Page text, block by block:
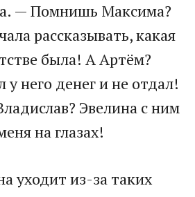
— Помнишь Максима?
рассказывать, какая
была! А Артём?
у него денег и не отдал!
Эвелина с ним
на глазах!
уходит из-за таких